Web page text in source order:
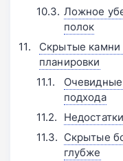
Ложное
полок
Скрытые камни
планировки
подхода
Скрытые
глубже